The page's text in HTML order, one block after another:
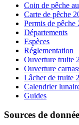
Coin de pêche
Carte de pêche
Permis de pêche
Départements
Espèces
Réglementation
Ouverture truite
Ouverture
Lâcher de truite
Calendrier
Guides
Sources de